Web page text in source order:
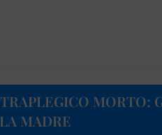
MORTO:
MADRE